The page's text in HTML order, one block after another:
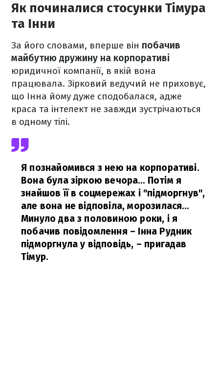
Як починалися стосунки Тімура
та Інни
За його словами, вперше він побачив
майбутню дружину на корпоративі
юридичної компанії, в якій вона
працювала. Зірковий ведучий не приховує,
що Інна йому дуже сподобалася, адже
краса та інтелект не завжди зустрічаються
в одному тілі.
Я познайомився з нею на корпоративі.
Вона була зіркою вечора… Потім я
знайшов її в соцмережах і "підморгнув",
але вона не відповіла, морозилася…
Минуло два з половиною роки, і я
побачив повідомлення – Інна Рудник
підморгнула у відповідь, – пригадав
Тімур.